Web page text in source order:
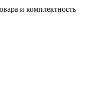
и комплектность